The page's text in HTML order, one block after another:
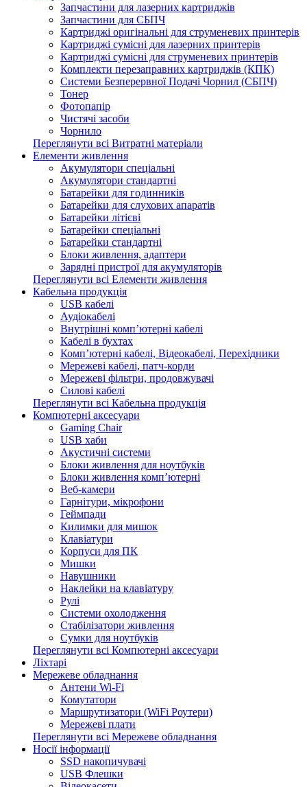
Запчастини для лазерних картриджів
Запчастини для СБПЧ
Картриджі оригінальні для струменевих принтерів
Картриджі сумісні для лазерних принтерів
Картриджі сумісні для струменевих принтерів
Комплекти перезаправних картриджів (КПК)
Системи Безперервної Подачі Чорнил (СБПЧ)
Тонер
Фотопапір
Чистячі засоби
Чорнило
Переглянути всі Витратні матеріали
Елементи живлення
Акумулятори спеціальні
Акумулятори стандартні
Батарейки для годинників
Батарейки для слухових апаратів
Батарейки літієві
Батарейки спеціальні
Батарейки стандартні
Блоки живлення, адаптери
Зарядні пристрої для акумуляторів
Переглянути всі Елементи живлення
Кабельна продукція
USB кабелі
Аудіокабелі
Внутрішні комп’ютерні кабелі
Кабелі в бухтах
Комп’ютерні кабелі, Відеокабелі, Перехідники
Мережеві кабелі, патч-корди
Мережеві фільтри, продовжувачі
Силові кабелі
Переглянути всі Кабельна продукція
Компютерні аксесуари
Gaming Chair
USB хаби
Акустичні системи
Блоки живлення для ноутбуків
Блоки живлення комп’ютерні
Веб-камери
Гарнітури, мікрофони
Геймпади
Килимки для мишок
Клавіатури
Корпуси для ПК
Мишки
Навушники
Наклейки на клавіатуру
Рулі
Системи охолодження
Стабілізатори живлення
Сумки для ноутбуків
Переглянути всі Компютерні аксесуари
Ліхтарі
Мережеве обладнання
Антени Wi-Fi
Комутатори
Маршрутизатори (WiFi Роутери)
Мережеві плати
Переглянути всі Мережеве обладнання
Носії інформації
SSD накопичувачі
USB Флешки